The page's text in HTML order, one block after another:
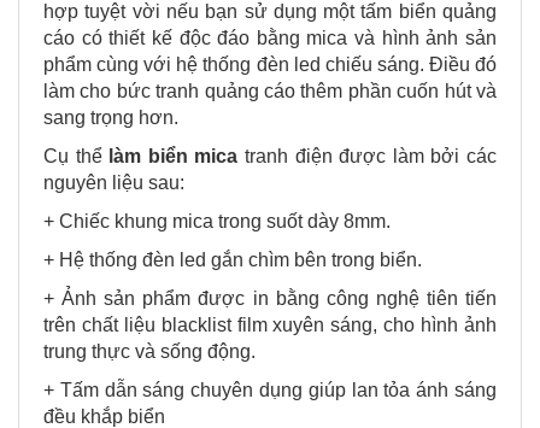
hợp tuyệt vời nếu bạn sử dụng một tấm biển quảng
cáo có thiết kế độc đáo bằng mica và hình ảnh sản
phẩm cùng với hệ thống đèn led chiếu sáng. Điều đó
làm cho bức tranh quảng cáo thêm phần cuốn hút và
sang trọng hơn.
Cụ thể làm biển mica tranh điện được làm bởi các
nguyên liệu sau:
+ Chiếc khung mica trong suốt dày 8mm.
+ Hệ thống đèn led gắn chìm bên trong biển.
+ Ảnh sản phẩm được in bằng công nghệ tiên tiến
trên chất liệu blacklist film xuyên sáng, cho hình ảnh
trung thực và sống động.
+ Tấm dẫn sáng chuyên dụng giúp lan tỏa ánh sáng
đều khắp biển